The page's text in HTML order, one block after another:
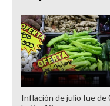
Inflación de julio fue de